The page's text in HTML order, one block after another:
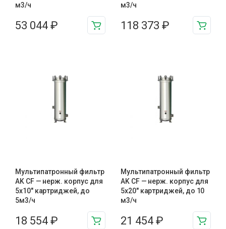
м3/ч
53 044 ₽
м3/ч
118 373 ₽
Мультипатронный фильтр
AK CF — нерж. корпус для
5х10″ картриджей, до
5м3/ч
18 554 ₽
Мультипатронный фильтр
AK CF — нерж. корпус для
5х20″ картриджей, до 10
м3/ч
21 454 ₽